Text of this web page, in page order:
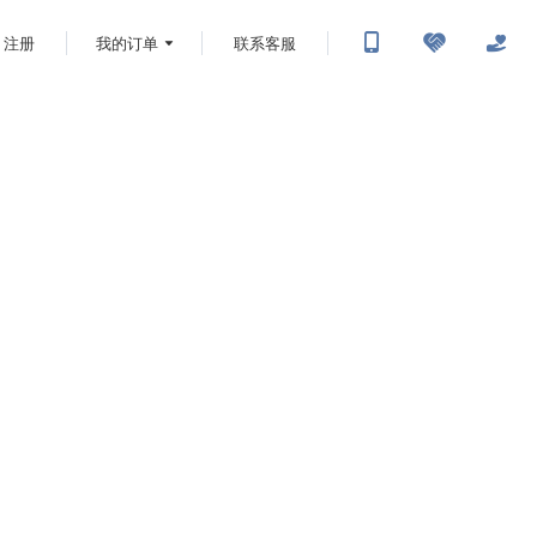
注册 我的订单 联系客服